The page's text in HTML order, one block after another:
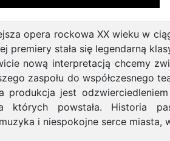
opera rockowa XX wieku w
premiery stała się legendarną
nową interpretacją chcemy
zaspołu do współczesnego
produkcja jest
których powstała. Historia
i niespokojne serce miasta,